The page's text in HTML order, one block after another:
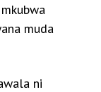
muda
ni